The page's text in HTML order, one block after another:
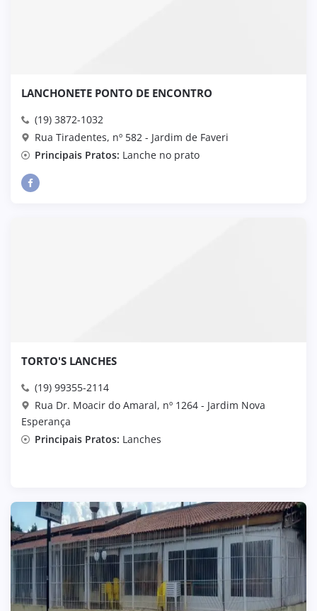
LANCHONETE PONTO DE ENCONTRO
(19) 3872-1032
Rua Tiradentes, nº 582 - Jardim de Faveri
Principais Pratos: Lanche no prato
TORTO'S LANCHES
(19) 99355-2114
Rua Dr. Moacir do Amaral, nº 1264 - Jardim Nova
Esperança
Principais Pratos: Lanches